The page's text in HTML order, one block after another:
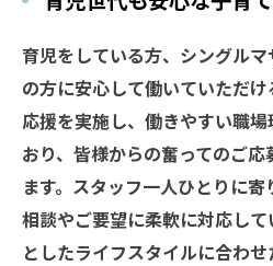
育児をしている方、シングル
の方に安心して働いていただ
応援を実施し、働きやすい職
おり、皆様からの奮ってのご
ます。スタッフ一人ひとりに
相談やご要望に柔軟に対応し
としたライフスタイルに合わせ